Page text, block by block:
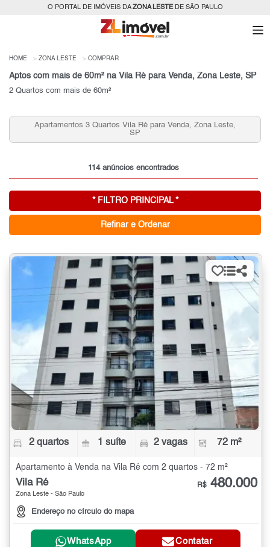
O PORTAL DE IMÓVEIS DAZONA LESTEDE SÃO PAULO
HOME ZONA LESTE COMPRAR
Aptos com mais de 60m² na Vila Ré para Venda, Zona Leste, SP
2 Quartos com mais de 60m²
Apartamentos 2 Quartos Vila Ré para Venda, Zona Leste,
114 anúncios encontrados
* FILTRO PRINCIPAL *
Refinar e Ordenar
2 quartos 1 suíte 2 vagas 72 m²
Apartamento à Venda na Vila Ré com 2 quartos - 72 m²
Vila Ré
Zona Leste - São Paulo
Endereço no círculo do mapa
R$ 480.000
WhatsApp Contatar